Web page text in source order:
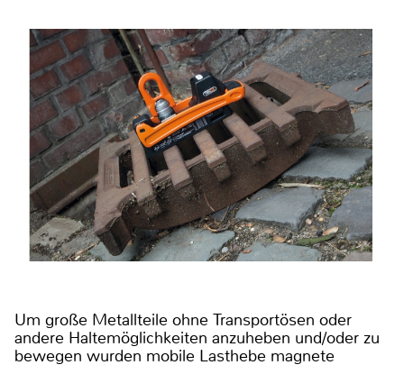
Um große Metallteile ohne Transportösen oder
andere Haltemöglichkeiten anzuheben und/oder zu
bewegen wurden mobile Lasthebe magnete